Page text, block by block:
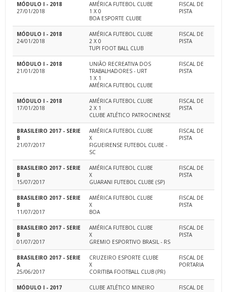
MÓDULO I - 2018
27/01/2018
AMÉRICA FUTEBOL CLUBE
1 X 0
BOA ESPORTE CLUBE
FISCAL DE
PISTA
MÓDULO I - 2018
24/01/2018
AMÉRICA FUTEBOL CLUBE
2 X 0
TUPI FOOT BALL CLUB
FISCAL DE
PISTA
MÓDULO I - 2018
21/01/2018
UNIÃO RECREATIVA DOS
TRABALHADORES - URT
1 X 1
AMÉRICA FUTEBOL CLUBE
FISCAL DE
PISTA
MÓDULO I - 2018
17/01/2018
AMÉRICA FUTEBOL CLUBE
2 X 1
CLUBE ATLÉTICO PATROCINENSE
FISCAL DE
PISTA
BRASILEIRO 2017 - SERIE
B
21/07/2017
AMÉRICA FUTEBOL CLUBE
X
FIGUEIRENSE FUTEBOL CLUBE -
SC
FISCAL DE
PISTA
BRASILEIRO 2017 - SERIE
B
15/07/2017
AMÉRICA FUTEBOL CLUBE
X
GUARANI FUTEBOL CLUBE (SP)
FISCAL DE
PISTA
BRASILEIRO 2017 - SERIE
B
11/07/2017
AMÉRICA FUTEBOL CLUBE
X
BOA
FISCAL DE
PISTA
BRASILEIRO 2017 - SERIE
B
01/07/2017
AMÉRICA FUTEBOL CLUBE
X
GREMIO ESPORTIVO BRASIL - RS
FISCAL DE
PISTA
BRASILEIRO 2017 - SERIE
A
25/06/2017
CRUZEIRO ESPORTE CLUBE
X
CORITIBA FOOTBALL CLUB (PR)
FISCAL DE
PORTARIA
MÓDULO I - 2017
CLUBE ATLÉTICO MINEIRO
FISCAL DE